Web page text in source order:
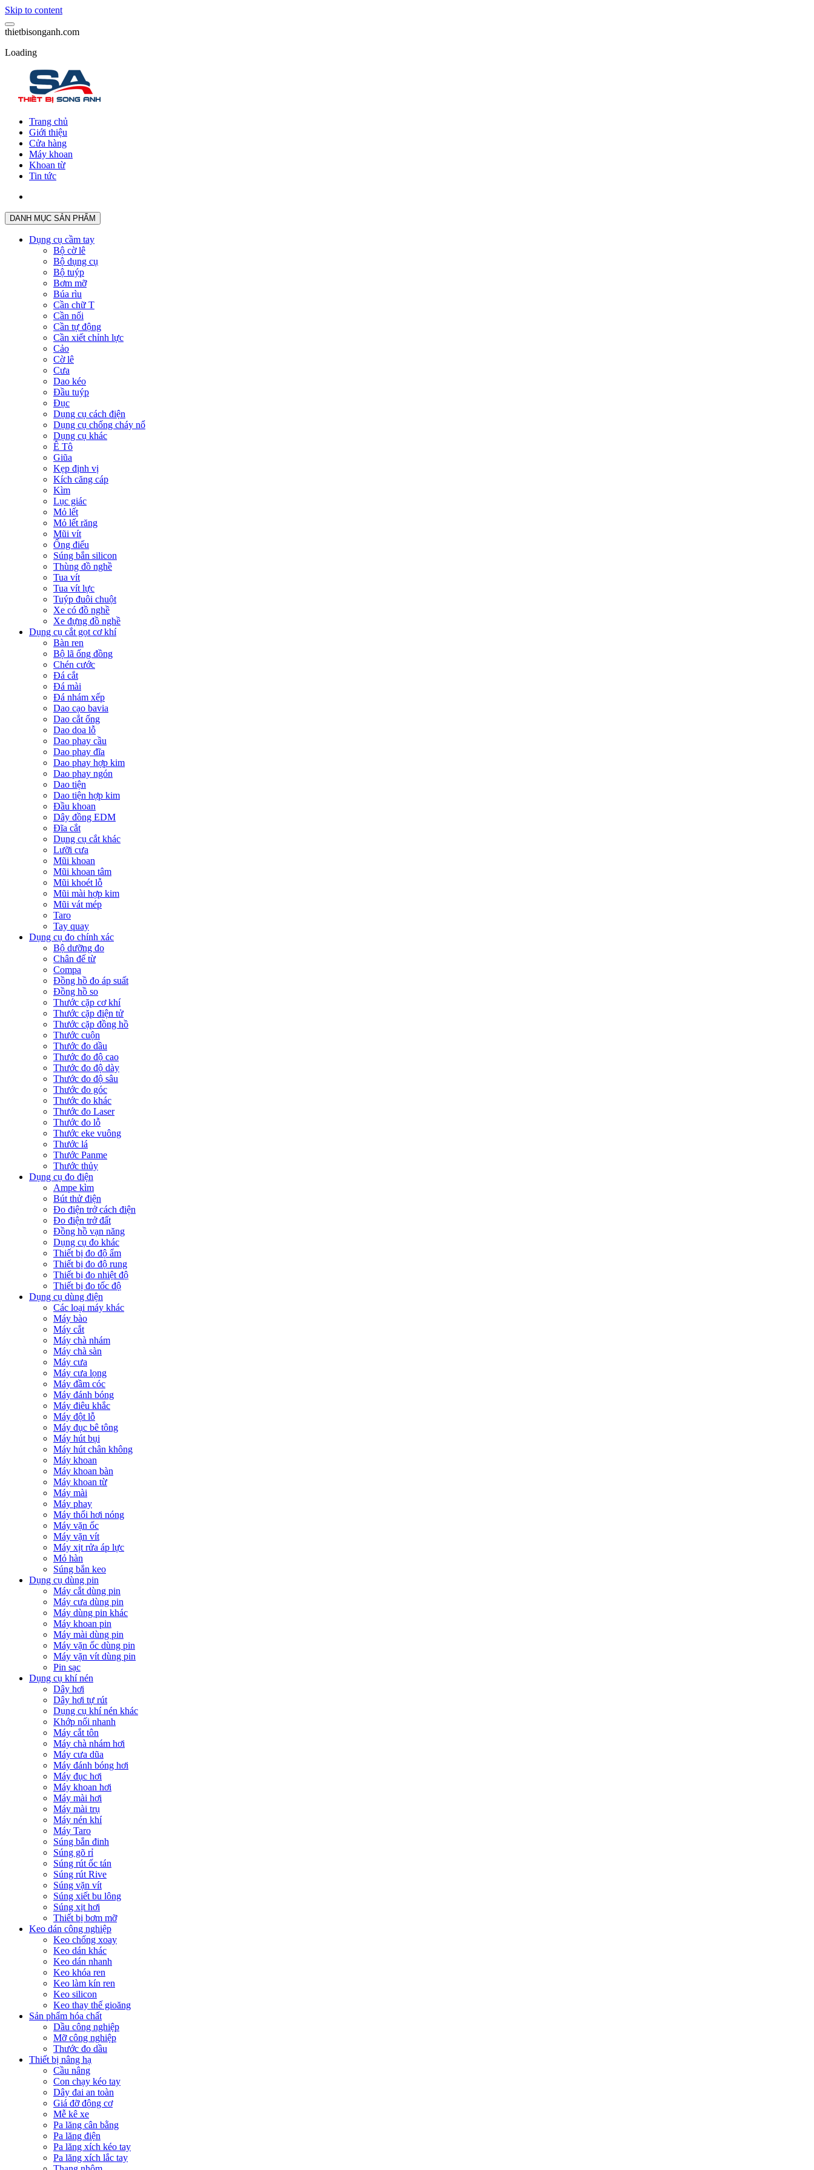
Skip to content
thietbisonganh.com
Loading
Trang chủ
Giới thiệu
Cửa hàng
Máy khoan
Khoan từ
Tin tức
DANH MỤC SẢN PHẨM
Dụng cụ cầm tay
Bộ cờ lê
Bộ dụng cụ
Bộ tuýp
Bơm mỡ
Búa rìu
Cần chữ T
Cần nối
Cần tự động
Cần xiết chỉnh lực
Cảo
Cờ lê
Cưa
Dao kéo
Đầu tuýp
Đục
Dụng cụ cách điện
Dụng cụ chống cháy nổ
Dụng cụ khác
Ê Tô
Giũa
Kẹp định vị
Kích căng cáp
Kìm
Lục giác
Mỏ lết
Mỏ lết răng
Mũi vít
Ống điếu
Súng bắn silicon
Thùng đồ nghề
Tua vít
Tua vít lực
Tuýp đuôi chuột
Xe có đồ nghề
Xe đựng đồ nghề
Dụng cụ cắt gọt cơ khí
Bàn ren
Bộ lã ống đồng
Chén cước
Đá cắt
Đá mài
Đá nhám xếp
Dao cạo bavia
Dao cắt ống
Dao doa lỗ
Dao phay cầu
Dao phay đĩa
Dao phay hợp kim
Dao phay ngón
Dao tiện
Dao tiện hợp kim
Đầu khoan
Dây đồng EDM
Đĩa cắt
Dụng cụ cắt khác
Lưỡi cưa
Mũi khoan
Mũi khoan tâm
Mũi khoét lỗ
Mũi mài hợp kim
Mũi vát mép
Taro
Tay quay
Dụng cụ đo chính xác
Bộ dưỡng đo
Chân đế từ
Compa
Đồng hồ đo áp suất
Đồng hồ so
Thước cặp cơ khí
Thước cặp điện tử
Thước cặp đồng hồ
Thước cuộn
Thước đo dầu
Thước đo độ cao
Thước đo độ dày
Thước đo độ sâu
Thước đo góc
Thước đo khác
Thước đo Laser
Thước đo lỗ
Thước eke vuông
Thước lá
Thước Panme
Thước thủy
Dụng cụ đo điện
Ampe kìm
Bút thử điện
Đo điện trở cách điện
Đo điện trở đất
Đồng hồ vạn năng
Dụng cụ đo khác
Thiết bị đo độ ẩm
Thiết bị đo độ rung
Thiết bị đo nhiệt độ
Thiết bị đo tốc độ
Dụng cụ dùng điện
Các loại máy khác
Máy bào
Máy cắt
Máy chà nhám
Máy chà sàn
Máy cưa
Máy cưa lọng
Máy đầm cóc
Máy đánh bóng
Máy điêu khắc
Máy đột lỗ
Máy đục bê tông
Máy hút bụi
Máy hút chân không
Máy khoan
Máy khoan bàn
Máy khoan từ
Máy mài
Máy phay
Máy thổi hơi nóng
Máy vặn ốc
Máy vặn vít
Máy xịt rửa áp lực
Mỏ hàn
Súng bắn keo
Dụng cụ dùng pin
Máy cắt dùng pin
Máy cưa dùng pin
Máy dùng pin khác
Máy khoan pin
Máy mài dùng pin
Máy vặn ốc dùng pin
Máy vặn vít dùng pin
Pin sạc
Dụng cụ khí nén
Dây hơi
Dây hơi tự rút
Dụng cụ khí nén khác
Khớp nối nhanh
Máy cắt tôn
Máy chà nhám hơi
Máy cưa dũa
Máy đánh bóng hơi
Máy đục hơi
Máy khoan hơi
Máy mài hơi
Máy mài trụ
Máy nén khí
Máy Taro
Súng bắn đinh
Súng gõ rỉ
Súng rút ốc tán
Súng rút Rive
Súng vặn vít
Súng xiết bu lông
Súng xịt hơi
Thiết bị bơm mỡ
Keo dán công nghiệp
Keo chống xoay
Keo dán khác
Keo dán nhanh
Keo khóa ren
Keo làm kín ren
Keo silicon
Keo thay thế gioăng
Sản phẩm hóa chất
Dầu công nghiệp
Mỡ công nghiệp
Thước đo dầu
Thiết bị nâng hạ
Cầu nâng
Con chạy kéo tay
Dây đai an toàn
Giá đỡ động cơ
Mễ kê xe
Pa lăng cân bằng
Pa lăng điện
Pa lăng xích kéo tay
Pa lăng xích lắc tay